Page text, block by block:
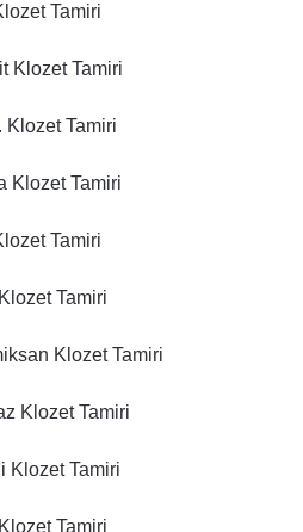
Tamiri
Klozet Tamiri
Klozet Tamiri
Klozet Tamiri
Tamiri
Tamiri
Klozet Tamiri
Klozet Tamiri
Klozet Tamiri
Tamiri